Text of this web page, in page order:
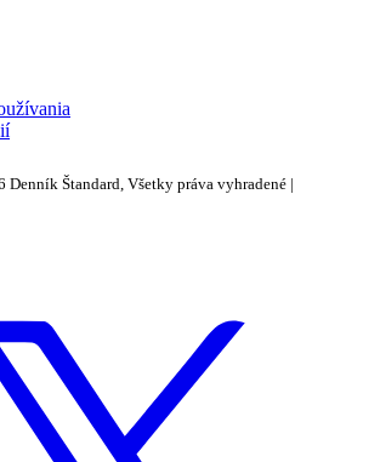
Denník Štandard, Všetky práva vyhradené |